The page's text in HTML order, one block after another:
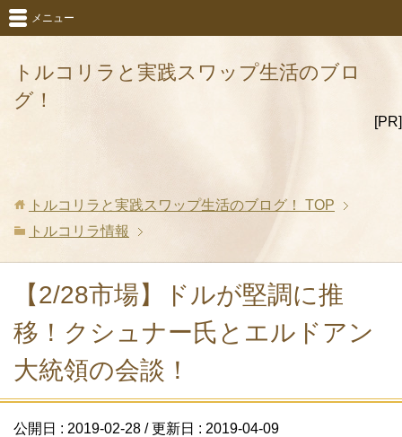
トルコリラと実践スワップ生活のブロ
グ！
[PR]
メニュー
トルコリラと実践スワップ生活のブログ！
TOP
トルコリラ情報
【2/28市場】ドルが堅調に推
移！クシュナー氏とエルドアン
大統領の会談！
公開日 : 2019-02-28 / 更新日 : 2019-04-09